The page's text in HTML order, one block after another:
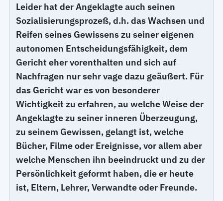
Leider hat der Angeklagte auch seinen
Sozialisierungsprozeß, d.h. das Wachsen und
Reifen seines Gewissens zu seiner eigenen
autonomen Entscheidungsfähigkeit, dem
Gericht eher vorenthalten und sich auf
Nachfragen nur sehr vage dazu geäußert. Für
das Gericht war es von besonderer
Wichtigkeit zu erfahren, au welche Weise der
Angeklagte zu seiner inneren Überzeugung,
zu seinem Gewissen, gelangt ist, welche
Bücher, Filme oder Ereignisse, vor allem aber
welche Menschen ihn beeindruckt und zu der
Persönlichkeit geformt haben, die er heute
ist, Eltern, Lehrer, Verwandte oder Freunde.